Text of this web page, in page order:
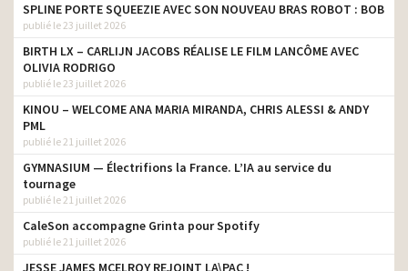
Cara Delevingne
L’Homme
client
Yves Saint Laurent – Black
Opium Nuit Blanche
Yves Saint Laurent – La
Nuit de L’Homme
Yves Saint Laurent – Black
Opium
Yves Saint Laurent –
L’Homme Sport
client
SPLINE PORTE SQUEEZIE AVEC SON NOUVEAU BRAS ROBOT : BOB
publié le 23 juillet 2026
BIRTH LX – CARLIJN JACOBS RÉALISE LE FILM LANCÔME AVEC
OLIVIA RODRIGO
publié le 23 juillet 2026
KINOU – WELCOME ANA MARIA MIRANDA, CHRIS ALESSI & ANDY
PML
publié le 21 juillet 2026
GYMNASIUM — Électrifions la France. L’IA au service du
tournage
publié le 21 juillet 2026
CaleSon accompagne Grinta pour Spotify
publié le 21 juillet 2026
JESSE JAMES MCELROY REJOINT LA\PAC !